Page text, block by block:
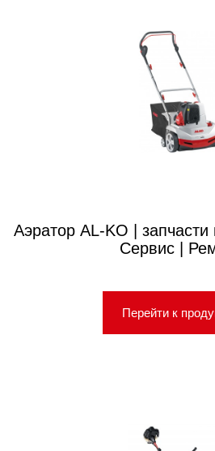
Аэратор AL-KO |
Сервис |
Перейти к